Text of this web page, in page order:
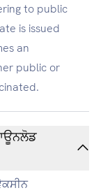
to public
is issued
an
public or